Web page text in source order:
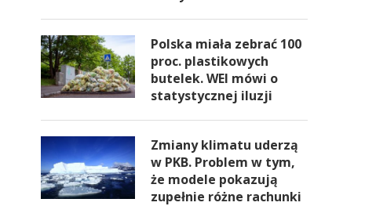
Polska miała zebrać 100
proc. plastikowych
butelek. WEI mówi o
statystycznej iluzji
Zmiany klimatu uderzą
w PKB. Problem w tym,
że modele pokazują
zupełnie różne rachunki